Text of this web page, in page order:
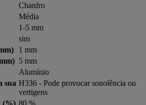
Chanfro
Média
1-5 mm
sim
1 mm
5 mm
Alumínio
sua H336 - Pode provocar sonolência ou
vertigens
(%) 80 %